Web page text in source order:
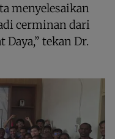
menyelesaikan
cerminan dari
tekan Dr.